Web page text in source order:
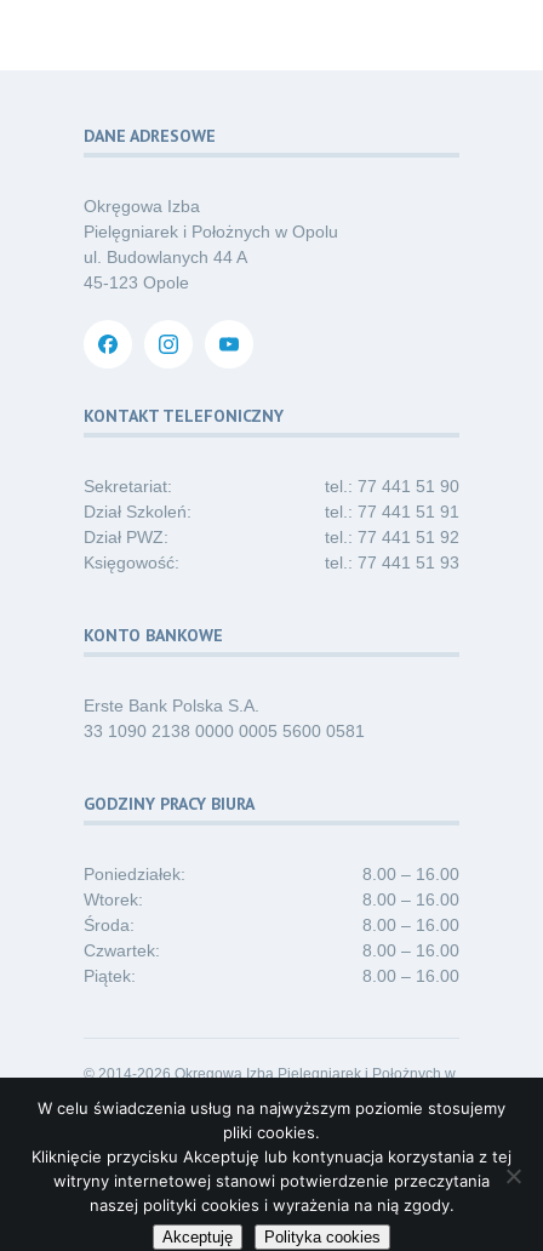
06
Poza sezonem, poza schematem –
o nowym spojrzeniu na profilaktykę
03
Oferta pracy – pielęgniarka/pielęgniarz
06.26
i absolwentów pielęgniarstwa
Kategoria:Komunikaty
DANE ADRESOWE
Okręgowa Izba
Pielęgniarek i Położnych w Opolu
ul. Budowlanych 44 A
45-123 Opole
KONTAKT TELEFONICZNY
Sekretariat:
tel.: 77 441 51 90
Dział Szkoleń:
tel.: 77 441 51 91
Dział PWZ:
tel.: 77 441 51 92
Księgowość:
tel.: 77 441 51 93
KONTO BANKOWE
Erste Bank Polska S.A.
33 1090 2138 0000 0005 5600 0581
GODZINY PRACY BIURA
Poniedziałek:
8.00 – 16.00
Wtorek:
8.00 – 16.00
Środa:
8.00 – 16.00
Czwartek:
8.00 – 16.00
Piątek:
8.00 – 16.00
© 2014-2026 Okręgowa Izba Pielęgniarek i Położnych w
Projekt i realizacja:Lideon.pl
W celu świadczenia usług na najwyższym poziomie stosujemy
pliki cookies.
Kliknięcie przycisku Akceptuję lub kontynuacja korzystania z tej
witryny internetowej stanowi potwierdzenie przeczytania
naszej polityki cookies i wyrażenia na nią zgody.
Akceptuję Polityka cookies